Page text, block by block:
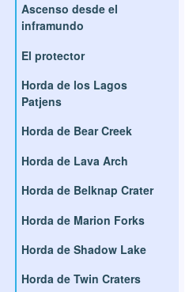
Ascenso desde el
inframundo
El protector
Horda de los Lagos
Patjens
Horda de Bear Creek
Horda de Lava Arch
Horda de Belknap Crater
Horda de Marion Forks
Horda de Shadow Lake
Horda de Twin Craters